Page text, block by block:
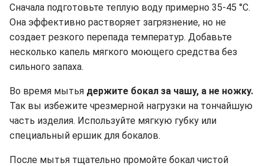
Сначала подготовьте теплую воду примерно 35-45 °C.
Она эффективно растворяет загрязнение, но не
создает резкого перепада температур. Добавьте
несколько капель мягкого моющего средства без
сильного запаха.
Во время мытья держите бокал за чашу, а не ножку.
Так вы избежите чрезмерной нагрузки на тончайшую
часть изделия. Используйте мягкую губку или
специальный ершик для бокалов.
После мытья тщательно промойте бокал чистой